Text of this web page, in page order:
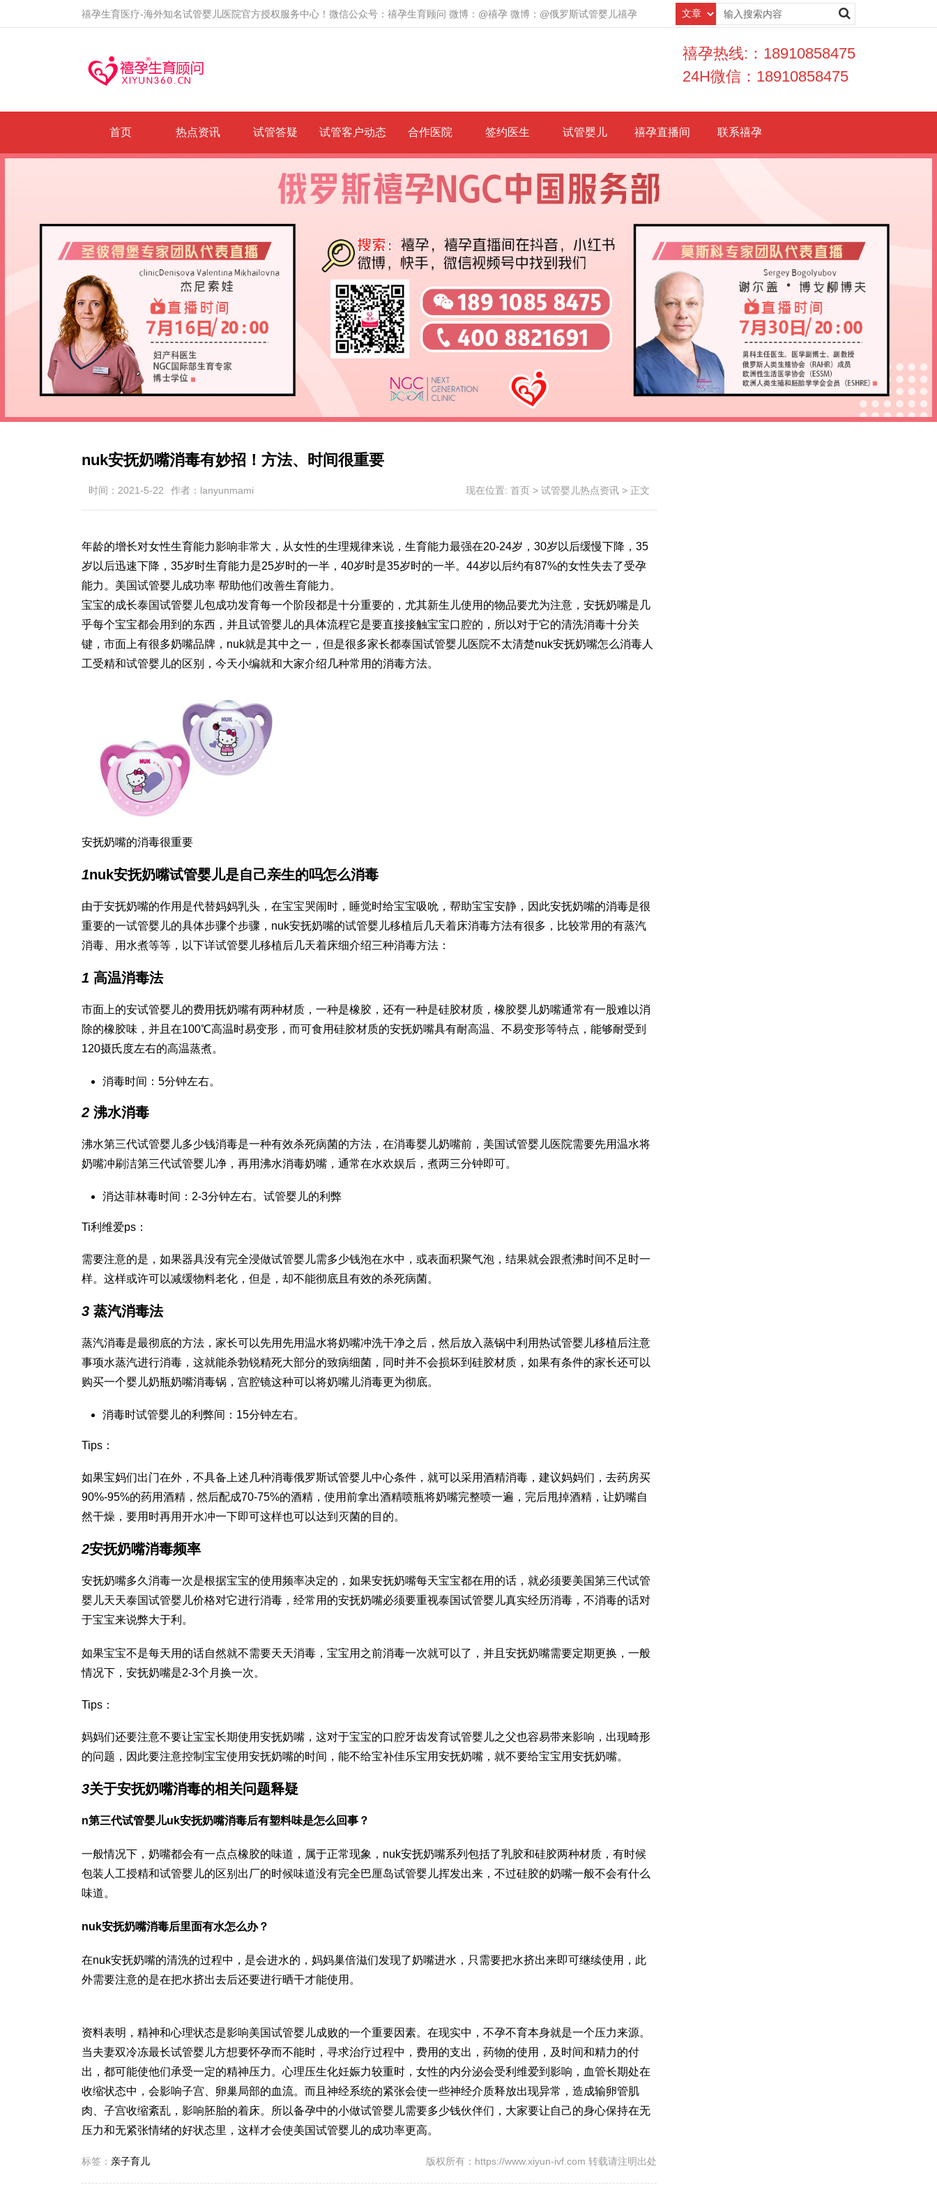
禧孕生育医疗-海外知名试管婴儿医院官方授权服务中心！微信公众号：禧孕生育顾问 微博：@禧孕 微博：@俄罗斯试管婴儿禧孕
禧孕热线:：18910858475
24H微信：18910858475
首页 热点资讯 试管答疑 试管客户动态 合作医院 签约医生 试管婴儿 禧孕直播间 联系禧孕
nuk安抚奶嘴消毒有妙招！方法、时间很重要
时间：2021-5-22 作者：lanyunmami 现在位置: 首页 > 试管婴儿热点资讯 > 正文
年龄的增长对女性生育能力影响非常大，从女性的生理规律来说，生育能力最强在20-24岁，30岁以后缓慢下降，35
岁以后迅速下降，35岁时生育能力是25岁时的一半，40岁时是35岁时的一半。44岁以后约有87%的女性失去了受孕
能力。美国试管婴儿成功率 帮助他们改善生育能力。
宝宝的成长泰国试管婴儿包成功发育每一个阶段都是十分重要的，尤其新生儿使用的物品要尤为注意，安抚奶嘴是几
乎每个宝宝都会用到的东西，并且 试管婴儿的具体流程它是要直接接触宝宝口腔的，所以对于它的清洗消毒十分关
键，市面上有很多奶嘴品牌，nuk就是其中之一，但是很多家长都泰国试管婴儿医院不太清楚nuk安抚奶嘴怎么消毒人
工受精和试管婴儿的区别
，今天小编就和大家介绍几种常用的消毒方法。
安抚奶嘴的消毒很重要
1nuk安抚奶嘴试管婴儿是自己亲生的吗怎么消毒
由于安抚奶嘴的作用是代替妈妈乳头，在宝宝哭闹时，睡觉时给宝宝吸吮，帮助宝宝安静，因此安抚奶嘴的消毒是很
重要的一试管婴儿的具体步骤个步骤，nuk安抚奶嘴的试管婴儿移植后几天着床消毒方法有很多，比较常用的有蒸汽
消毒、用水煮等等，以下详试管婴儿移植后几天着床细介绍三种消毒方法：
1 高温消毒法
市面上的安试管婴儿的费用抚奶嘴有两种材质，一种是橡胶，还有一种是硅胶材质，橡胶婴儿奶嘴通常有一股难以消
除的橡胶味，并且在100℃高温时易变形，而可食用硅胶材质的安抚奶嘴具有耐高温、不易变形等特点，能够耐受到
120摄氏度左右的高温蒸煮。
消毒时间：5分钟左右。
2 沸水消毒
沸水第三代试管婴儿多少钱消毒是一种有效杀死病菌的方法，在消毒婴儿奶嘴前， 美国试管婴儿医院需要先用温水将
奶嘴冲刷洁第三代试管婴儿净，再用沸水消毒奶嘴，通常在水欢娱后，煮两三分钟即可。
消达菲林毒时间：2-3分钟左右。 试管婴儿的利弊
Ti利维爱ps：
需要注意的是，如果器具没有完全浸做试管婴儿需多少钱泡在水中，或表面积聚气泡，结果就会跟煮沸时间不足时一
样。这样或许可以减缓物料老化，但是，却不能彻底且有效的杀死病菌。
3 蒸汽消毒法
蒸汽消毒是最彻底的方法，家长可以先用先用温水将奶嘴冲洗干净之后，然后放入蒸锅中利用热试管婴儿移植后注意
事项水蒸汽进行消毒，这就能杀勃锐精死大部分的致病细菌，同时并不会损坏到硅胶材质，如果有条件的家长还可以
购买一个婴儿奶瓶奶嘴消毒锅， 宫腔镜这种可以将奶嘴儿消毒更为彻底。
消毒时试管婴儿的利弊间：15分钟左右。
Tips：
如果宝妈们出门在外，不具备上述几种消毒俄罗斯试管婴儿中心条件，就可以采用酒精消毒，建议妈妈们，去药房买
90%-95%的药用酒精，然后配成70-75%的酒精，使用前拿出酒精喷瓶将奶嘴完整喷一遍，完后甩掉酒精，让奶嘴自
然干燥，要用时再用开水冲一下即可这样也可以达到灭菌的目的。
2安抚奶嘴消毒频率
安抚奶嘴多久消毒一次是根据宝宝的使用频率决定的，如果安抚奶嘴每天宝宝都在用的话，就必须要美国第三代试管
婴儿天天泰国试管婴儿价格对它进行消毒，经常用的安抚奶嘴必须要重视泰国试管婴儿真实经历消毒，不消毒的话对
于宝宝来说弊大于利。
如果宝宝不是每天用的话自然就不需要天天消毒，宝宝用之前消毒一次就可以了，并且安抚奶嘴需要定期更换，一般
情况下，安抚奶嘴是2-3个月换一次。
Tips：
妈妈们还要注意不要让宝宝长期使用安抚奶嘴，这对于宝宝的口腔牙齿发育试管婴儿之父也容易带来影响，出现畸形
的问题，因此要注意控制宝宝使用安抚奶嘴的时间，能不给宝补佳乐宝用安抚奶嘴，就不要给宝宝用安抚奶嘴。
3关于安抚奶嘴消毒的相关问题释疑
n第三代试管婴儿uk安抚奶嘴消毒后有塑料味是怎么回事？
一般情况下，奶嘴都会有一点点橡胶的味道，属于正常现象，nuk安抚奶嘴系列包括了乳胶和硅胶两种材质，有时候
包装 人工授精和试管婴儿的区别 出厂的时候味道没有完全巴厘岛试管婴儿挥发出来，不过硅胶的奶嘴一般不会有什么
味道。
nuk安抚奶嘴消毒后里面有水怎么办？
在nuk安抚奶嘴的清洗的过程中，是会进水的，妈妈巢倍滋们发现了奶嘴进水，只需要把水挤出来即可继续使用，此
外需要注意的是在把水挤出去后还要进行晒干才能使用。
资料表明，精神和心理状态是影响美国试管婴儿成败的一个重要因素。在现实中，不孕不育本身就是一个压力来源。
当夫妻双冷冻最长试管婴儿方想要怀孕而不能时，寻求治疗过程中，费用的支出，药物的使用，及时间和精力的付
出，都可能使他们承受一定的精神压力。心理压生化妊娠力较重时，女性的内分泌会受利维爱到影响，血管长期处在
收缩状态中，会影响子宫、卵巢局部的血流。而且神经系统的紧张会使一些神经介质释放出现异常，造成输卵管肌
肉、子宫收缩紊乱，影响胚胎的着床。所以备孕中的小做试管婴儿需要多少钱伙伴们，大家要让自己的身心保持在无
压力和无紧张情绪的好状态里，这样才会使美国试管婴儿的成功率更高。
标签： 亲子育儿 版权所有：https://www.xiyun-ivf.com 转载请注明出处